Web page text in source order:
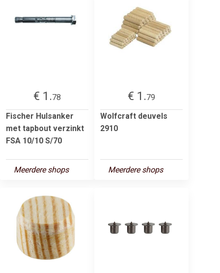
€ 1.78
Fischer Hulsanker
met tapbout verzinkt
FSA 10/10 S/70
Meerdere shops
€ 1.79
Wolfcraft deuvels
2910
Meerdere shops